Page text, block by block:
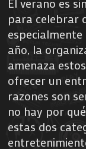
para celebrar
año, la
amenaza
ofrecer un
razones son
no hay por
estas dos